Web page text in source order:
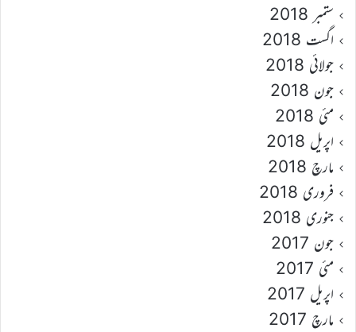
ستمبر 2018
اگست 2018
جولائی 2018
جون 2018
مئی 2018
اپریل 2018
مارچ 2018
فروری 2018
جنوری 2018
جون 2017
مئی 2017
اپریل 2017
مارچ 2017